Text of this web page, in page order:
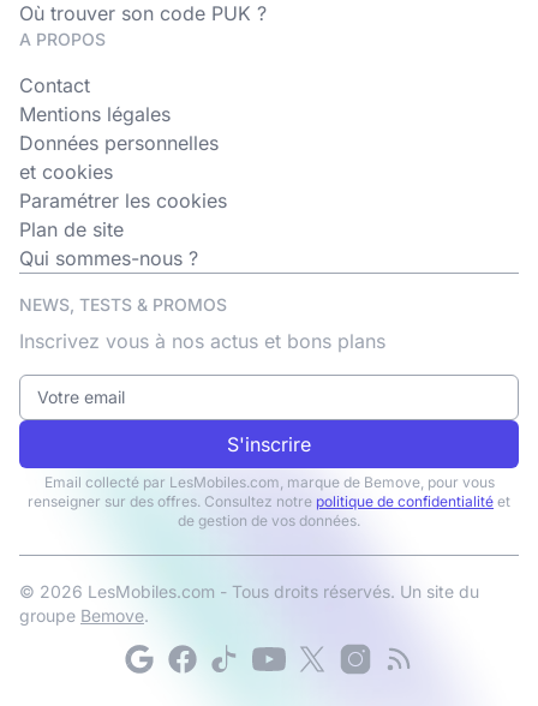
Où trouver son code PUK ?
A PROPOS
Contact
Mentions légales
Données personnelles
et cookies
Paramétrer les cookies
Plan de site
Qui sommes-nous ?
NEWS, TESTS & PROMOS
Inscrivez vous à nos actus et bons plans
S'inscrire
Email collecté par LesMobiles.com, marque de Bemove, pour vous
renseigner sur des offres. Consultez notre politique de confidentialité et
de gestion de vos données.
© 2026 LesMobiles.com - Tous droits réservés. Un site du
groupe Bemove.